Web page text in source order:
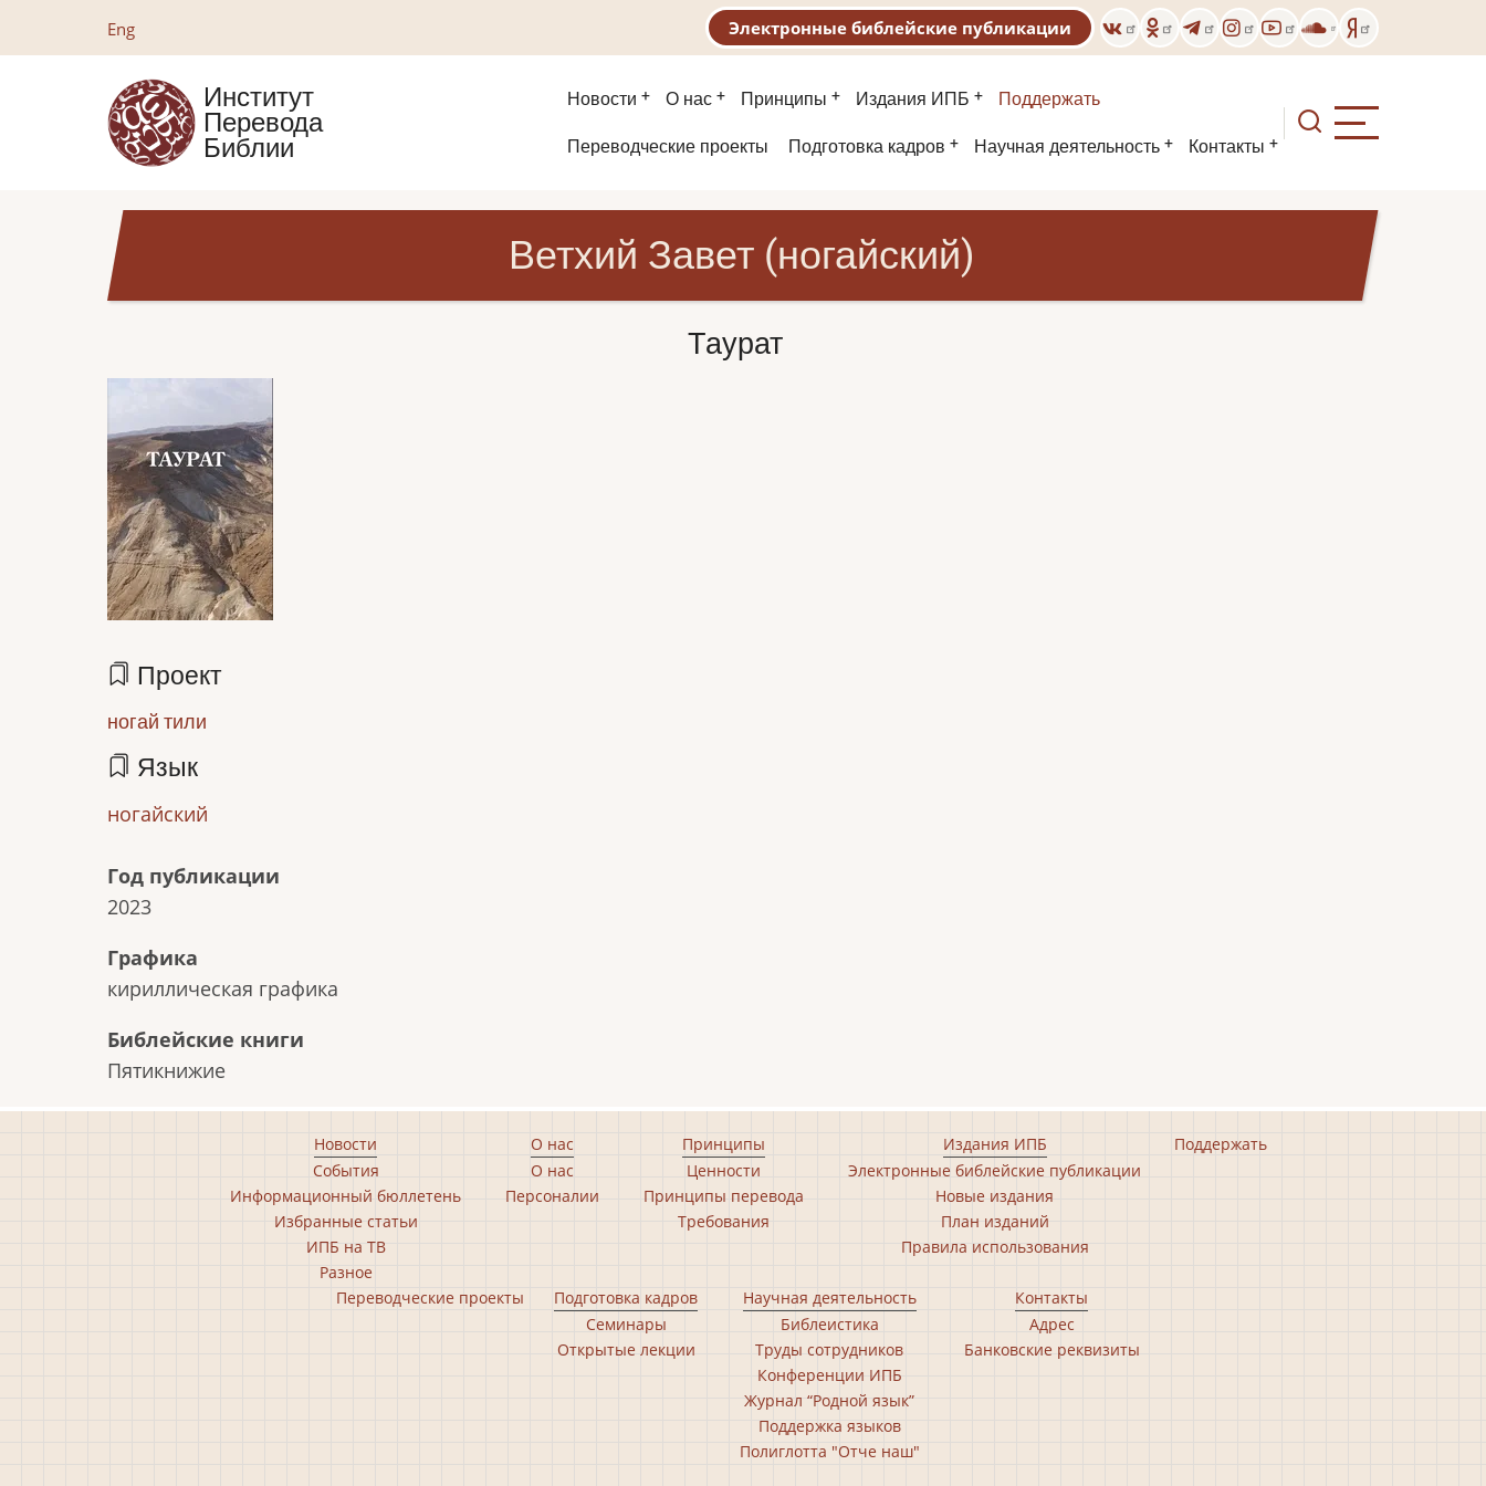
содержанию
Eng Электронные библейские публикации
Институт
Перевода
Библии
Основная
навигация
Новости О нас Принципы Издания ИПБ Поддержать
Второе
Переводческие проекты Подготовка кадров Научная деятельность Контакты
Ветхий Завет (ногайский)
Таурат
Проект
ногай тили
Язык
ногайский
Год публикации
2023
Графика
кириллическая графика
Библейские книги
Пятикнижие
Новости
События
Информационный бюллетень
Избранные статьи
ИПБ на ТВ
Разное
О нас
О нас
Персоналии
Принципы
Ценности
Принципы перевода
Требования
Издания ИПБ
Электронные библейские публикации
Новые издания
План изданий
Правила использования
Поддержать
Переводческие проекты
Подготовка кадров
Семинары
Открытые лекции
Научная деятельность
Библеистика
Труды сотрудников
Конференции ИПБ
Журнал “Родной язык”
Поддержка языков
Полиглотта "Отче наш"
Контакты
Адрес
Банковские реквизиты